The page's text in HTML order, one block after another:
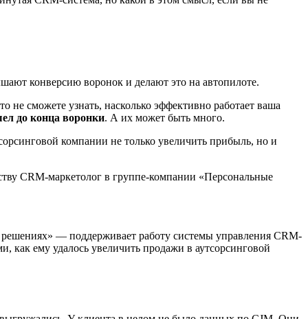
конверсию воронок и делают это на автопилоте.
не сможете узнать, насколько эффективно работает ваша
до конца воронки. А их может быть много.
компании не только увеличить прибыль, но и
CRM-маркетолог в группе-компании «Персональные
— поддерживает работу системы управления CRM-
как ему удалось увеличить продажи в аутсорсинговой